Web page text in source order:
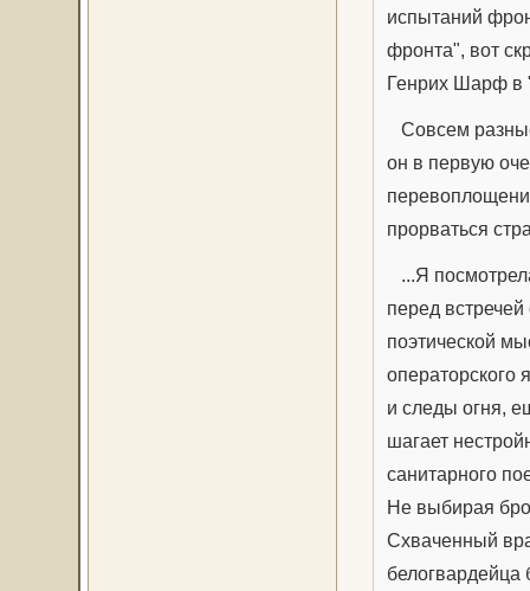
испытаний
фронта", вот
Генрих Шарф в
Совсем
он в первую
прорваться
...Я
перед
поэтической
операторского
и следы огня,
шагает
санитарного
Не выбирая
Схваченный
белогвардейца